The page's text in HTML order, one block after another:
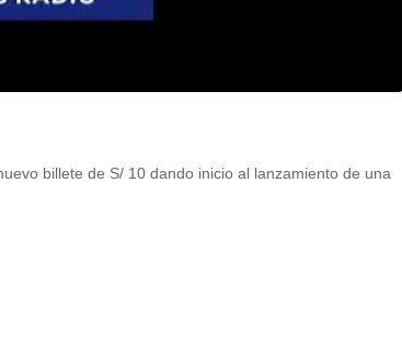
billete de S/ 10 dando inicio al lanzamiento de una